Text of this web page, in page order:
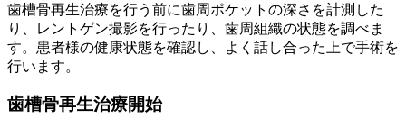
歯槽骨再生治療を行う前に歯周ポケットの深さを計測した
り、レントゲン撮影を行ったり、歯周組織の状態を調べま
す。患者様の健康状態を確認し、よく話し合った上で手術を
行います。
歯槽骨再生治療開始